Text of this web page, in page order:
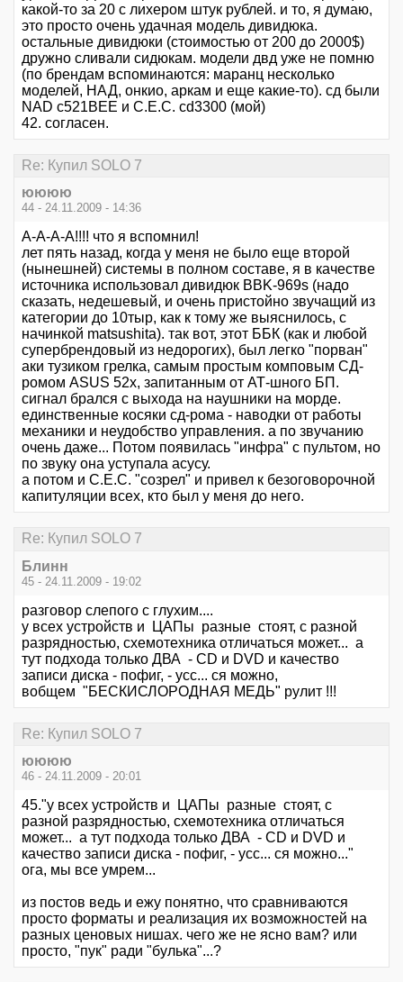
какой-то за 20 с лихером штук рублей. и то, я думаю,
это просто очень удачная модель дивидюка.
остальные дивидюки (стоимостью от 200 до 2000$)
дружно сливали сидюкам. модели двд уже не помню
(по брендам вспоминаются: маранц несколько
моделей, НАД, онкио, аркам и еще какие-то). сд были
NAD c521BEE и C.E.C. cd3300 (мой)
42. согласен.
Re: Купил SOLO 7
юююю
44 - 24.11.2009 - 14:36
А-А-А-А!!!! что я вспомнил!
лет пять назад, когда у меня не было еще второй
(нынешней) системы в полном составе, я в качестве
источника использовал дивидюк BBK-969s (надо
сказать, недешевый, и очень пристойно звучащий из
категории до 10тыр, как к тому же выяснилось, с
начинкой matsushita). так вот, этот ББК (как и любой
супербрендовый из недорогих), был легко "порван"
аки тузиком грелка, самым простым комповым СД-
ромом ASUS 52х, запитанным от АТ-шного БП.
сигнал брался с выхода на наушники на морде.
единственные косяки сд-рома - наводки от работы
механики и неудобство управления. а по звучанию
очень даже... Потом появилась "инфра" с пультом, но
по звуку она уступала асусу.
а потом и C.E.C. "созрел" и привел к безоговорочной
капитуляции всех, кто был у меня до него.
Re: Купил SOLO 7
Блинн
45 - 24.11.2009 - 19:02
разговор слепого с глухим....
у всех устройств и ЦАПы разные стоят, с разной
разрядностью, схемотехника отличаться может... а
тут подхода только ДВА - CD и DVD и качество
записи диска - пофиг, - усс... ся можно,
вобщем "БЕСКИСЛОРОДНАЯ МЕДЬ" рулит !!!
Re: Купил SOLO 7
юююю
46 - 24.11.2009 - 20:01
45."у всех устройств и ЦАПы разные стоят, с
разной разрядностью, схемотехника отличаться
может... а тут подхода только ДВА - CD и DVD и
качество записи диска - пофиг, - усс... ся можно..."
ога, мы все умрем...
из постов ведь и ежу понятно, что сравниваются
просто форматы и реализация их возможностей на
разных ценовых нишах. чего же не ясно вам? или
просто, "пук" ради "булька"...?